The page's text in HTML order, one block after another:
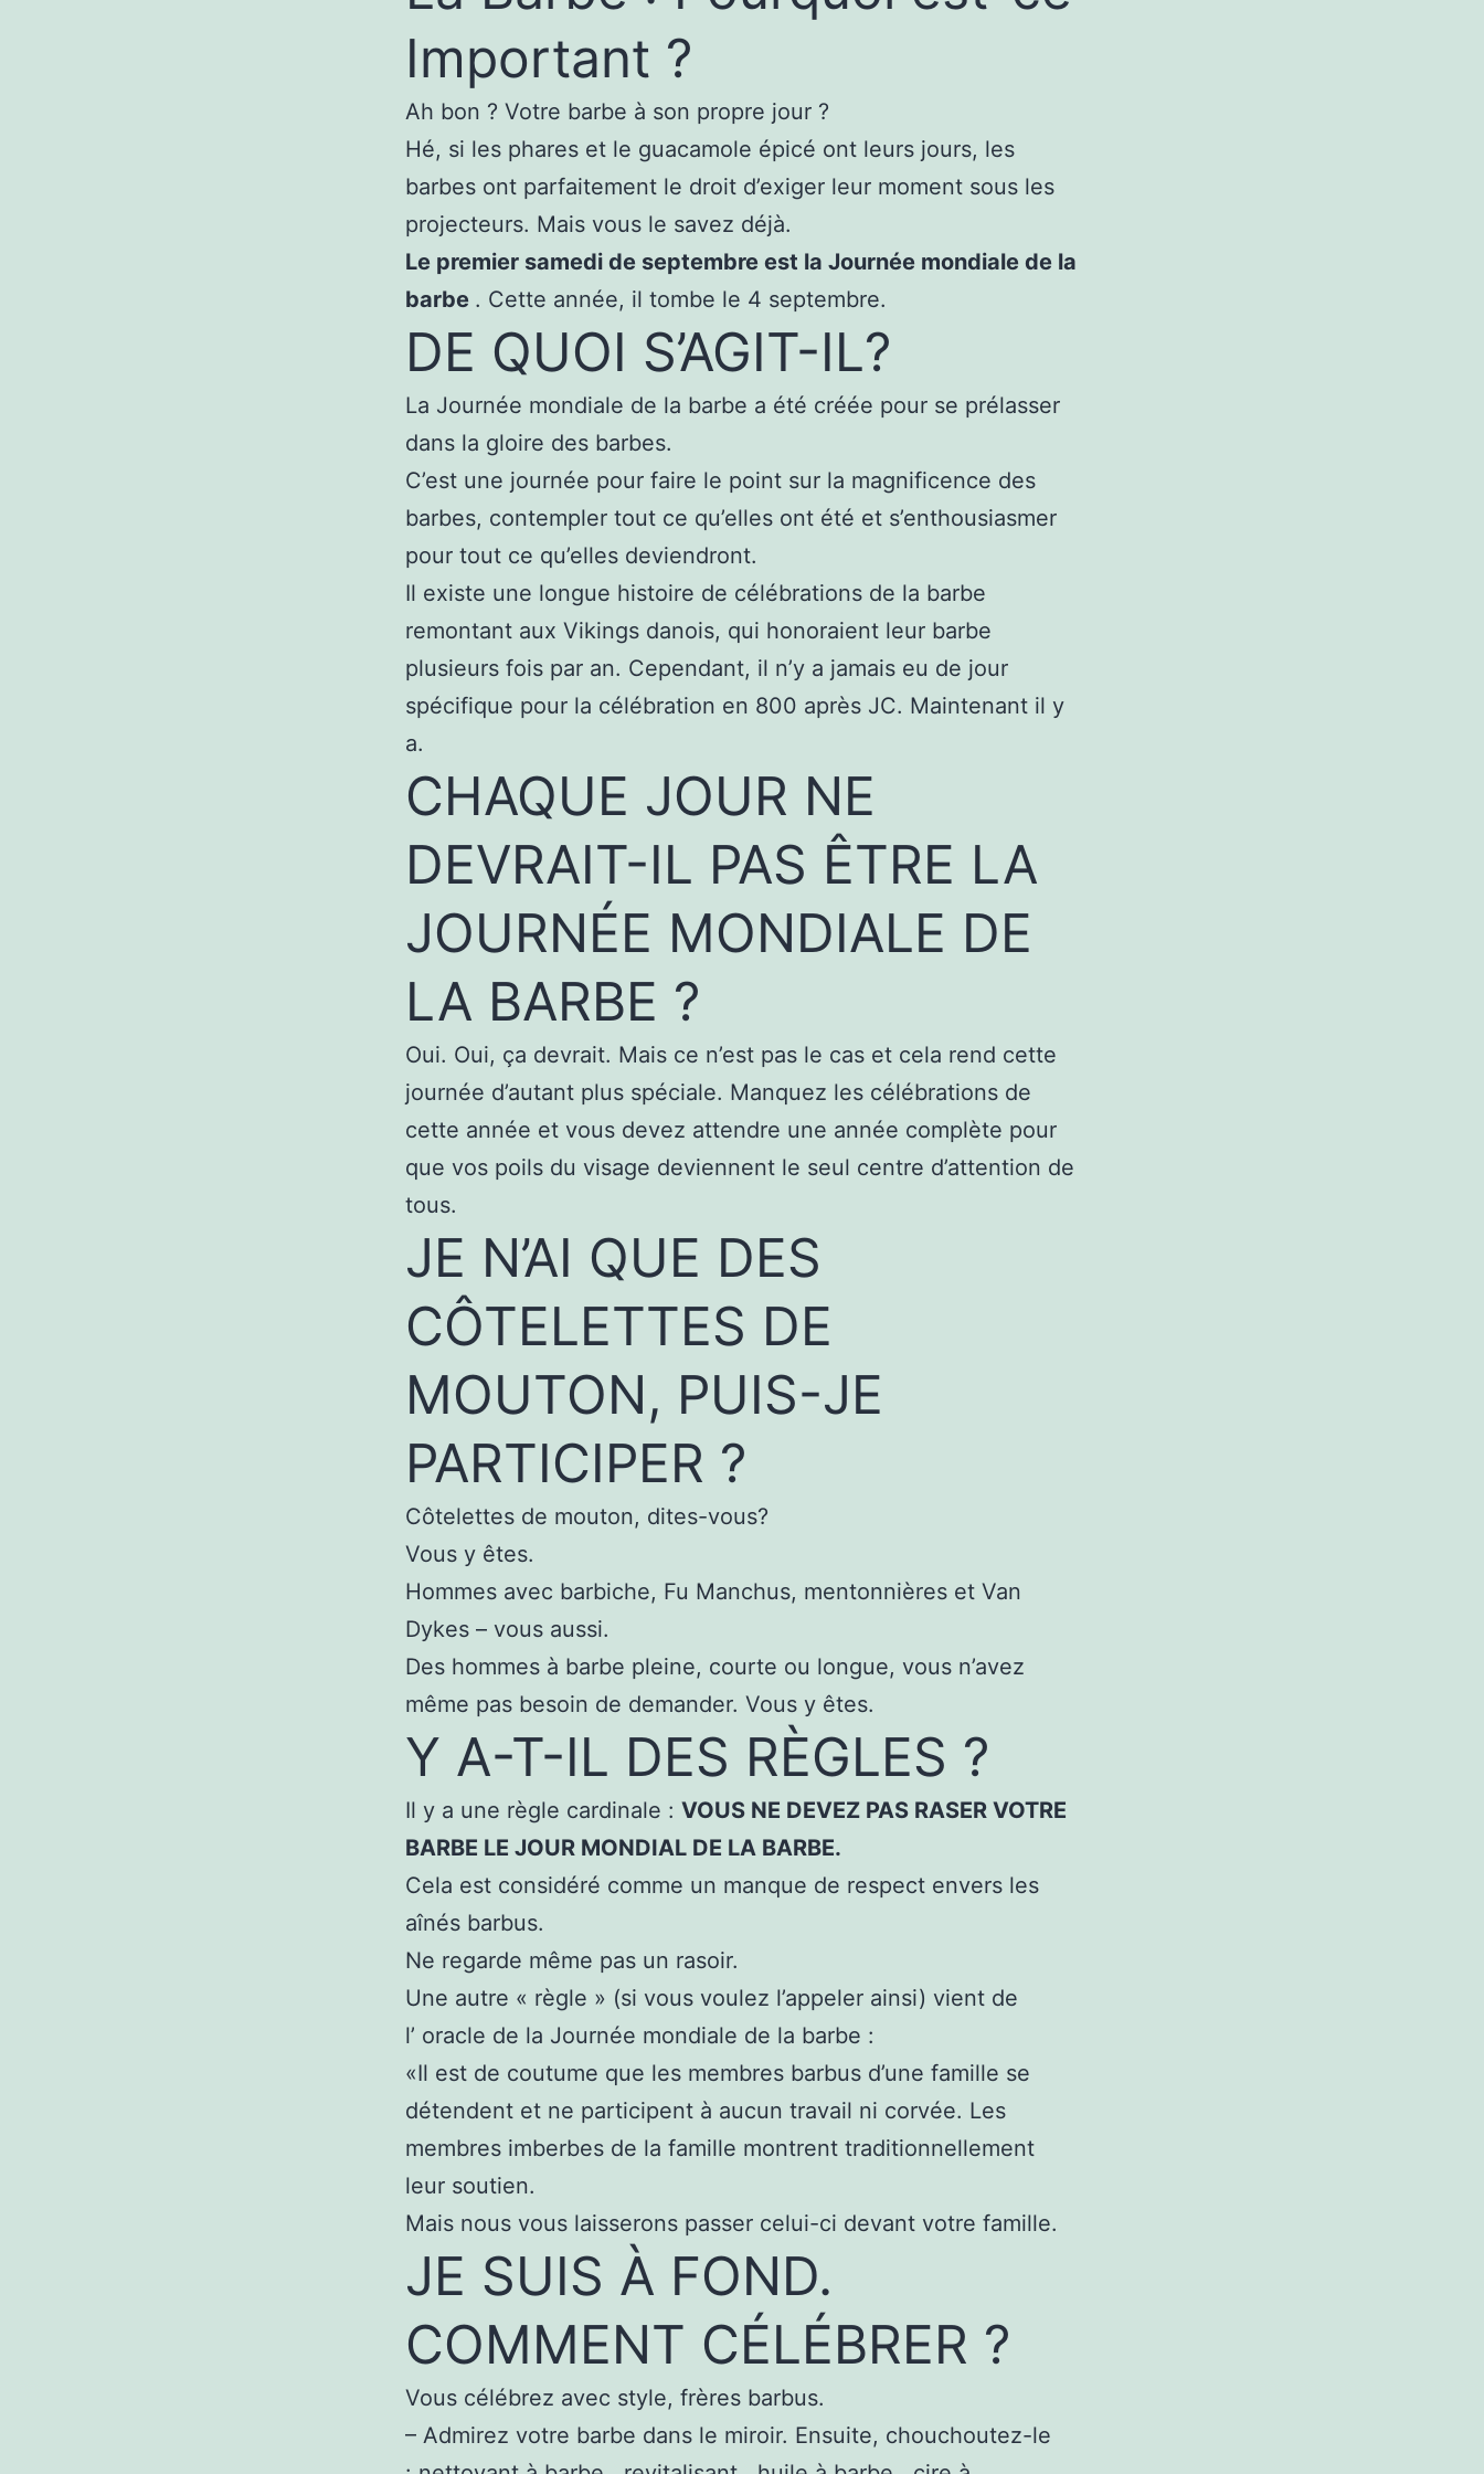
Important ?
Ah bon ? Votre barbe à son propre jour ?
Hé, si les phares et le guacamole épicé ont leurs jours, les
barbes ont parfaitement le droit d’exiger leur moment sous les
projecteurs. Mais vous le savez déjà.
Le premier samedi de septembre est la Journée mondiale de la
barbe . Cette année, il tombe le 4 septembre.
DE QUOI S’AGIT-IL?
La Journée mondiale de la barbe a été créée pour se prélasser
dans la gloire des barbes.
C’est une journée pour faire le point sur la magnificence des
barbes, contempler tout ce qu’elles ont été et s’enthousiasmer
pour tout ce qu’elles deviendront.
Il existe une longue histoire de célébrations de la barbe
remontant aux Vikings danois, qui honoraient leur barbe
plusieurs fois par an. Cependant, il n’y a jamais eu de jour
spécifique pour la célébration en 800 après JC. Maintenant il y
a.
CHAQUE JOUR NE
DEVRAIT-IL PAS ÊTRE LA
JOURNÉE MONDIALE DE
LA BARBE ?
Oui. Oui, ça devrait. Mais ce n’est pas le cas et cela rend cette
journée d’autant plus spéciale. Manquez les célébrations de
cette année et vous devez attendre une année complète pour
que vos poils du visage deviennent le seul centre d’attention de
tous.
JE N’AI QUE DES
CÔTELETTES DE
MOUTON, PUIS-JE
PARTICIPER ?
Côtelettes de mouton, dites-vous?
Vous y êtes.
Hommes avec barbiche, Fu Manchus, mentonnières et Van
Dykes – vous aussi.
Des hommes à barbe pleine, courte ou longue, vous n’avez
même pas besoin de demander. Vous y êtes.
Y A-T-IL DES RÈGLES ?
Il y a une règle cardinale : VOUS NE DEVEZ PAS RASER VOTRE
BARBE LE JOUR MONDIAL DE LA BARBE.
Cela est considéré comme un manque de respect envers les
aînés barbus.
Ne regarde même pas un rasoir.
Une autre « règle » (si vous voulez l’appeler ainsi) vient de
l’ oracle de la Journée mondiale de la barbe :
«Il est de coutume que les membres barbus d’une famille se
détendent et ne participent à aucun travail ni corvée. Les
membres imberbes de la famille montrent traditionnellement
leur soutien.
Mais nous vous laisserons passer celui-ci devant votre famille.
JE SUIS À FOND.
COMMENT CÉLÉBRER ?
Vous célébrez avec style, frères barbus.
– Admirez votre barbe dans le miroir. Ensuite, chouchoutez-le